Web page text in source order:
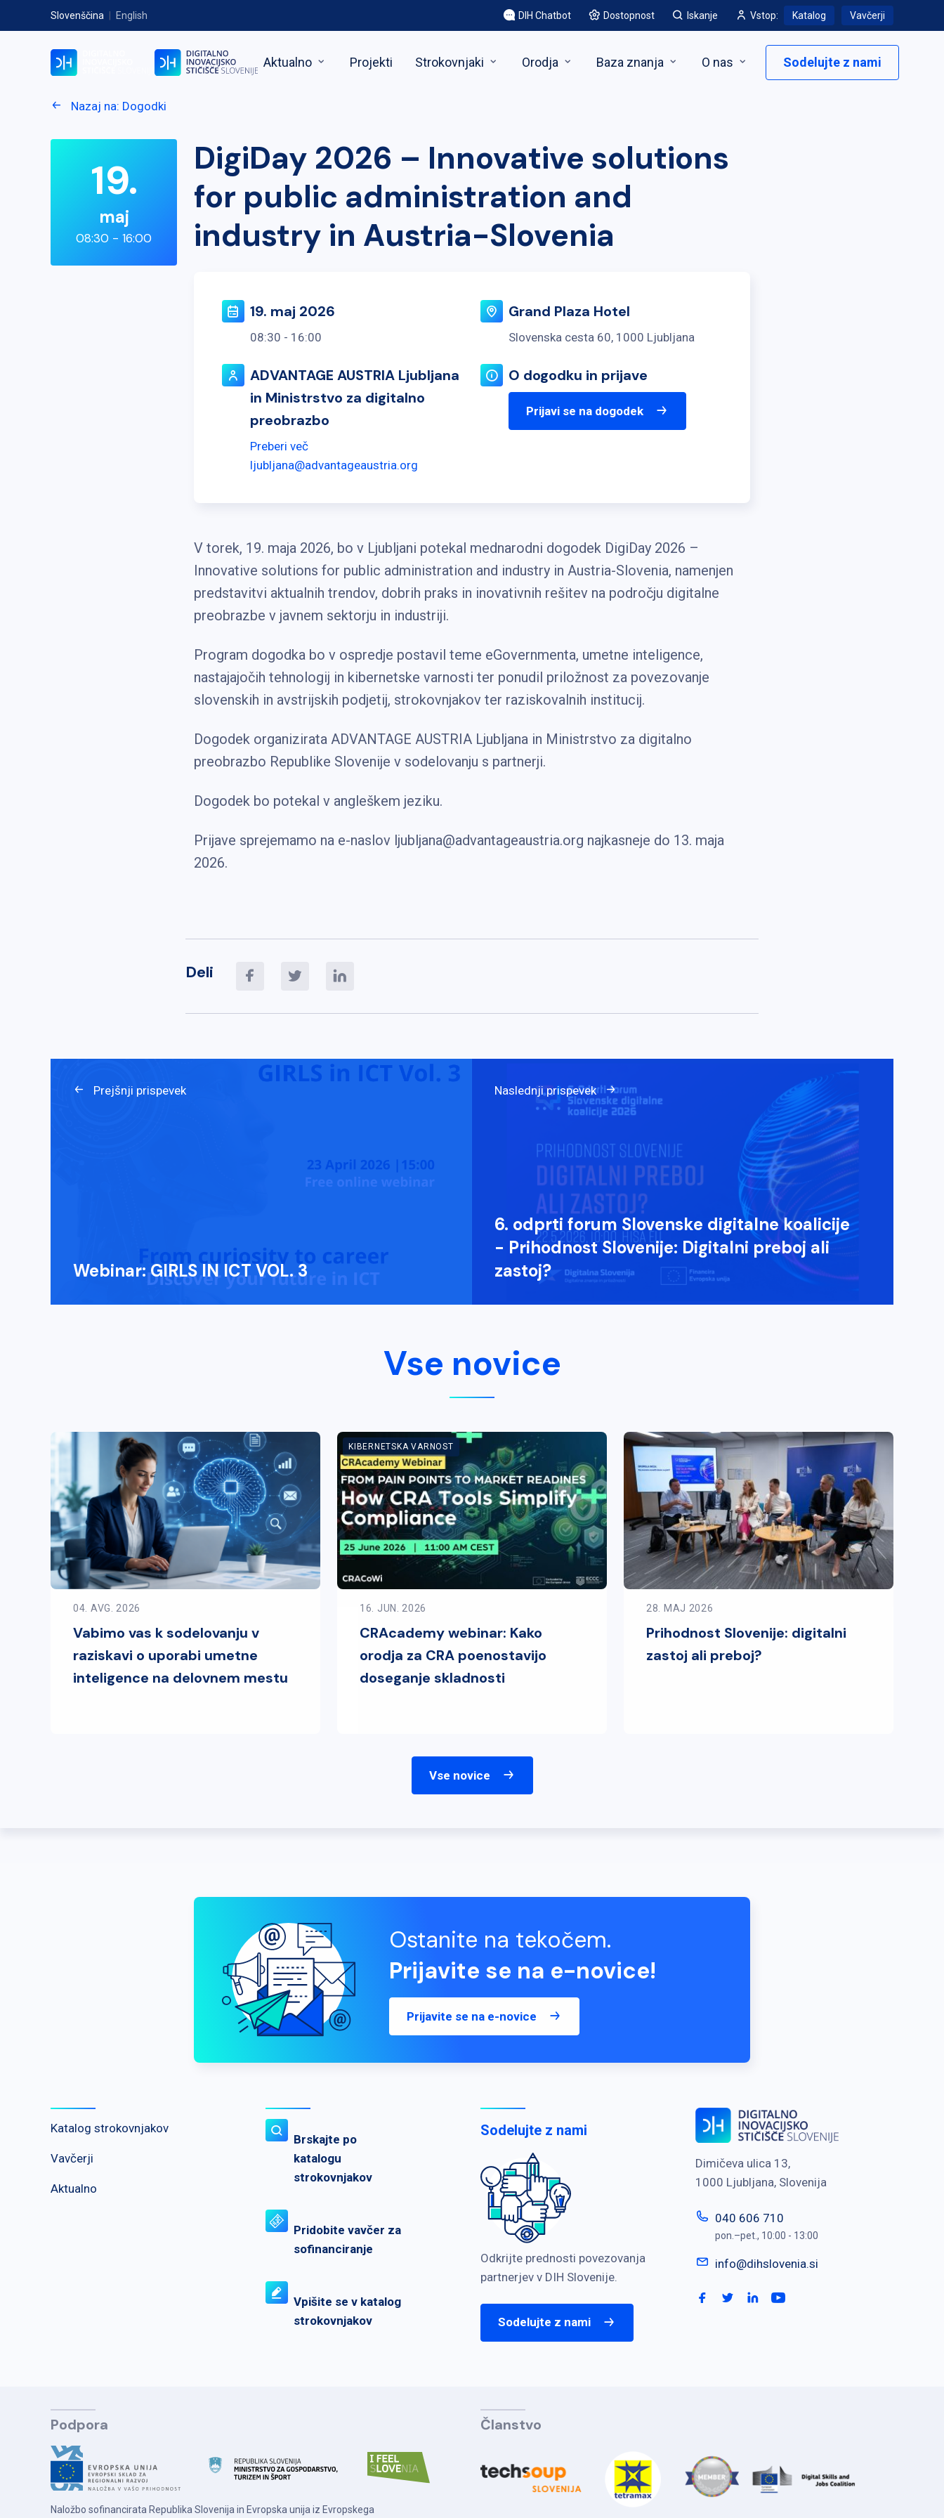
Slovenščina English DIH Chatbot Dostopnost Iskanje Vstop: Katalog Vavčerji
Aktualno Projekti Strokovnjaki Orodja Baza znanja O nas Sodelujte z nami
Nazaj na: Dogodki
19.
maj
08:30 - 16:00
DigiDay 2026 – Innovative solutions
for public administration and
industry in Austria-Slovenia
19. maj 2026
08:30 - 16:00
Grand Plaza Hotel
Slovenska cesta 60, 1000 Ljubljana
ADVANTAGE AUSTRIA Ljubljana
in Ministrstvo za digitalno
preobrazbo
Preberi več
ljubljana@advantageaustria.org
O dogodku in prijave
Prijavi se na dogodek
V torek, 19. maja 2026, bo v Ljubljani potekal mednarodni dogodek DigiDay 2026 –
Innovative solutions for public administration and industry in Austria-Slovenia, namenjen
predstavitvi aktualnih trendov, dobrih praks in inovativnih rešitev na področju digitalne
preobrazbe v javnem sektorju in industriji.
Program dogodka bo v ospredje postavil teme eGovernmenta, umetne inteligence,
nastajajočih tehnologij in kibernetske varnosti ter ponudil priložnost za povezovanje
slovenskih in avstrijskih podjetij, strokovnjakov ter raziskovalnih institucij.
Dogodek organizirata ADVANTAGE AUSTRIA Ljubljana in Ministrstvo za digitalno
preobrazbo Republike Slovenije v sodelovanju s partnerji.
Dogodek bo potekal v angleškem jeziku.
Prijave sprejemamo na e-naslov ljubljana@advantageaustria.org najkasneje do 13. maja
2026.
Deli
Prejšnji prispevek
Webinar: GIRLS IN ICT VOL. 3
Naslednji prispevek
6. odprti forum Slovenske digitalne koalicije
- Prihodnost Slovenije: Digitalni preboj ali
zastoj?
Vse novice
04. AVG. 2026
Vabimo vas k sodelovanju v
raziskavi o uporabi umetne
inteligence na delovnem mestu
KIBERNETSKA VARNOST
16. JUN. 2026
CRAcademy webinar: Kako
orodja za CRA poenostavijo
doseganje skladnosti
28. MAJ 2026
Prihodnost Slovenije: digitalni
zastoj ali preboj?
Vse novice
Ostanite na tekočem.
Prijavite se na e-novice!
Prijavite se na e-novice
Katalog strokovnjakov
Vavčerji
Aktualno
Brskajte po
katalogu
strokovnjakov
Pridobite vavčer za
sofinanciranje
Vpišite se v katalog
strokovnjakov
Sodelujte z nami
Odkrijte prednosti povezovanja
partnerjev v DIH Slovenije.
Sodelujte z nami
Dimičeva ulica 13,
1000 Ljubljana, Slovenija
040 606 710
pon.–pet., 10:00 - 13:00
info@dihslovenia.si
Podpora
Naložbo sofinancirata Republika Slovenija in Evropska unija iz Evropskega
Članstvo